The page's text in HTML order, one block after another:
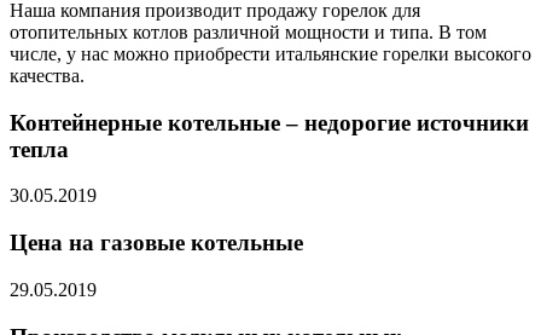
Наша компания производит продажу горелок для
отопительных котлов различной мощности и типа. В том
числе, у нас можно приобрести итальянские горелки высокого
качества.
Контейнерные котельные – недорогие источники
тепла
30.05.2019
Цена на газовые котельные
29.05.2019